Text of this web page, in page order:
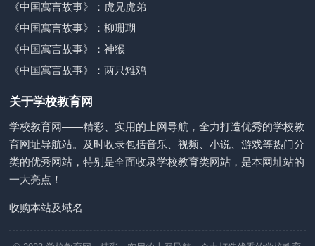
《中国寓言故事》：虎兄虎弟
《中国寓言故事》：柳珊瑚
《中国寓言故事》：神猴
《中国寓言故事》：两只雉鸡
关于学校教育网
学校教育网——精彩、实用的上网导航，全力打造优秀的学校教
育网址导航站。及时收录包括音乐、视频、小说、游戏等热门分
类的优秀网站，特别是全面收录学校教育类网站，是本网址站的
一大亮点！
收购本站及域名